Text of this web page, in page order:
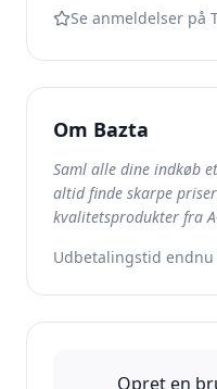
Se anmeldelser på
Om Bazta
Saml alle dine indkøb
altid finde skarpe
kvalitetsprodukter fra
Udbetalingstid
Opret en